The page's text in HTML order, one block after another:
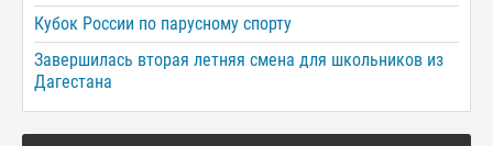
Кубок России по парусному спорту
Завершилась вторая летняя смена для школьников из
Дагестана